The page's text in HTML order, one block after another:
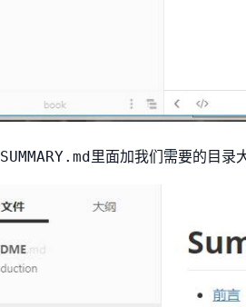
SUMMARY.md里面加我们需要的目录